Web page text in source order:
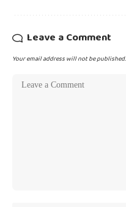
Leave a Comment
Your email address will not be published.